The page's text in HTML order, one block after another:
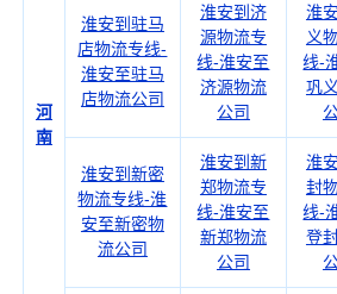
河
南
淮安到驻马
店物流专线-
淮安至驻马
店物流公司
淮安到济
源物流专
线-淮安至
济源物流
公司
淮
义
线-
巩
淮安到新密
物流专线-淮
安至新密物
流公司
淮安到新
郑物流专
线-淮安至
新郑物流
公司
淮
封
线-
登